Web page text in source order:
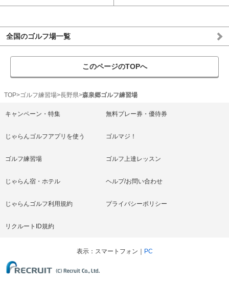
全国のゴルフ場一覧
このページのTOPへ
TOP ゴルフ練習場 長野県 森泉郷ゴルフ練習場
キャンペーン・特集 無料プレー券・優待券
じゃらんゴルフアプリを使う ゴルマジ！
ゴルフ練習場 ゴルフ上達レッスン
じゃらん宿・ホテル ヘルプ/お問い合わせ
じゃらんゴルフ利用規約 プライバシーポリシー
リクルートID規約
表示 スマートフォン PC